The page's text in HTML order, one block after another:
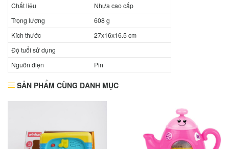
Chất liệu
Nhựa cao cấp
Trọng lượng
608 g
Kích thước
27х16х16.5 cm
Độ tuổi sử dụng
Nguồn điện
Pin
SẢN PHẨM CÙNG DANH MỤC